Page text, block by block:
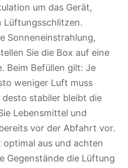
um das Gerät,
Lüftungsschlitzen.
Sonneneinstrahlung,
Sie die Box auf eine
Beim Befüllen gilt: Je
weniger Luft muss
stabiler bleibt die
Lebensmittel und
vor der Abfahrt vor.
optimal aus und achten
Gegenstände die Lüftung